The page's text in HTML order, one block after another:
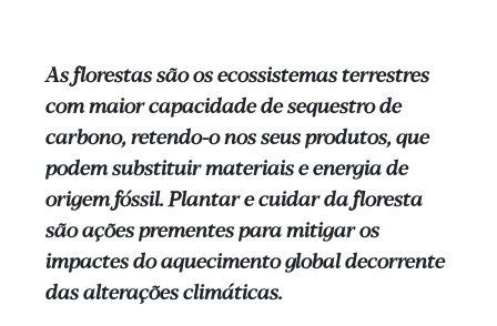
As florestas são os ecossistemas terrestres
com maior capacidade de sequestro de
carbono, retendo-o nos seus produtos, que
podem substituir materiais e energia de
origem fóssil. Plantar e cuidar da floresta
são ações prementes para mitigar os
impactes do aquecimento global decorrente
das alterações climáticas.